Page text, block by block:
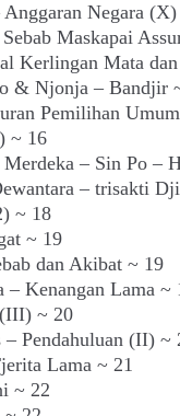
Negara
Maskapai
Kerlingan Mata
& Njonja – Bandjir
Pemilihan
~ 16
Merdeka – Sin Po –
– trisakti
~ 18
~ 19
dan Akibat ~ 19
– Kenangan Lama ~
~ 20
– Pendahuluan (II) ~
Lama ~ 21
~ 22